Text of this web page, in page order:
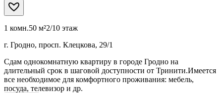
1 комн.50 м²2/10 этаж
г. Гродно, просп. Клецкова, 29/1
Сдам однокомнатную квартиру в городе Гродно на
длительный срок в шаговой доступности от Тринити.Имеется
все необходимое для комфортного проживания: мебель,
посуда, телевизор и др.